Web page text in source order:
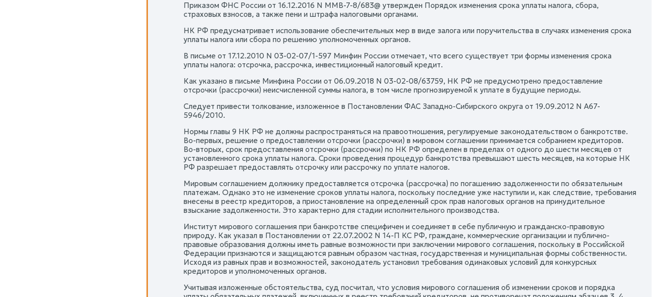
Приказом ФНС России от 16.12.2016 N ММВ-7-8/683@ утвержден Порядок изменения срока уплаты налога, сбора,
страховых взносов, а также пени и штрафа налоговыми органами.
НК РФ предусматривает использование обеспечительных мер в виде залога или поручительства в случаях изменения срока
уплаты налога или сбора по решению уполномоченных органов.
В письме от 17.12.2010 N 03-02-07/1-597 Минфин России отмечает, что всего существует три формы изменения срока
уплаты налога: отсрочка, рассрочка, инвестиционный налоговый кредит.
Как указано в письме Минфина России от 06.09.2018 N 03-02-08/63759, НК РФ не предусмотрено предоставление
отсрочки (рассрочки) неисчисленной суммы налога, в том числе прогнозируемой к уплате в будущие периоды.
Следует привести толкование, изложенное в Постановлении ФАС Западно-Сибирского округа от 19.09.2012 N А67-
5946/2010.
Нормы главы 9 НК РФ не должны распространяться на правоотношения, регулируемые законодательством о банкротстве.
Во-первых, решение о предоставлении отсрочки (рассрочки) в мировом соглашении принимается собранием кредиторов.
Во-вторых, срок предоставления отсрочки (рассрочки) по НК РФ определен в пределах от одного до шести месяцев от
установленного срока уплаты налога. Сроки проведения процедур банкротства превышают шесть месяцев, на которые НК
РФ разрешает предоставлять отсрочку или рассрочку по уплате налогов.
Мировым соглашением должнику предоставляется отсрочка (рассрочка) по погашению задолженности по обязательным
платежам. Однако это не изменение сроков уплаты налога, поскольку последние уже наступили и, как следствие, требования
внесены в реестр кредиторов, а приостановление на определенный срок прав налоговых органов на принудительное
взыскание задолженности. Это характерно для стадии исполнительного производства.
Институт мирового соглашения при банкротстве специфичен и соединяет в себе публичную и гражданско-правовую
природу. Как указал в Постановлении от 22.07.2002 N 14-П КС РФ, граждане, коммерческие организации и публично-
правовые образования должны иметь равные возможности при заключении мирового соглашения, поскольку в Российской
Федерации признаются и защищаются равным образом частная, государственная и муниципальная формы собственности.
Исходя из равных прав и возможностей, законодатель установил требования одинаковых условий для конкурсных
кредиторов и уполномоченных органов.
Учитывая изложенные обстоятельства, суд посчитал, что условия мирового соглашения об изменении сроков и порядка